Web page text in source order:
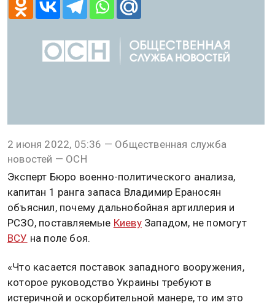
2 июня 2022, 05:36 — Общественная служба
новостей — ОСН
Эксперт Бюро военно-политического анализа,
капитан 1 ранга запаса Владимир Ераносян
объяснил, почему дальнобойная артиллерия и
РСЗО, поставляемые КиевуЗападом, не помогут
ВСУ на поле боя.
«Что касается поставок западного вооружения,
которое руководство Украины требуют в
истеричной и оскорбительной манере, то им это